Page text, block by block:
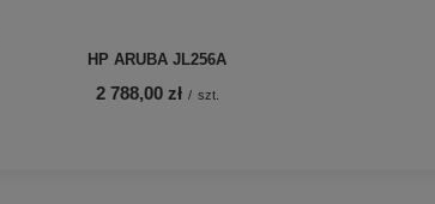
HP ARUBA JL256A
2 788,00 zł / szt.